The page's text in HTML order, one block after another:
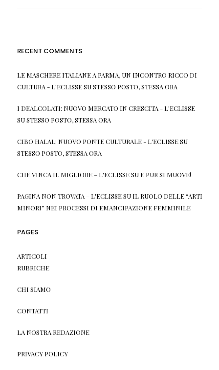
RECENT COMMENTS
LE MASCHERE ITALIANE A PARMA, UN INCONTRO RICCO DI
CULTURA - L'ECLISSESUSTESSO POSTO, STESSA ORA
I DEALCOLATI: NUOVO MERCATO IN CRESCITA - L'ECLISSE
SUSTESSO POSTO, STESSA ORA
CIBO HALAL: NUOVO PONTE CULTURALE - L'ECLISSESU
STESSO POSTO, STESSA ORA
CHE VINCA IL MIGLIORE – L'ECLISSESU E PUR SI MUOVE!
PAGINA NON TROVATA – L'ECLISSESU IL RUOLO DELLE “ARTI
MINORI” NEI PROCESSI DI EMANCIPAZIONE FEMMINILE
PAGES
ARTICOLI
RUBRICHE
CHI SIAMO
CONTATTI
LA NOSTRA REDAZIONE
PRIVACY POLICY